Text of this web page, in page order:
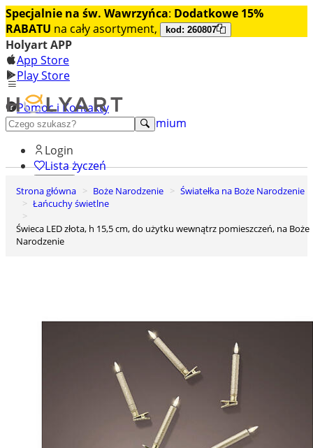
Specjalnie na św. Wawrzyńca: Dodatkowe 15%
RABATU na cały asortyment, kod: 260807
Holyart APP
App Store
Play Store
Pomoc i Kontakty
+48 222 922 860
Odkryj premium
Login
Lista życzeń
0
Koszyk
Strona główna Boże Narodzenie
Światełka na Boże Narodzenie
Łańcuchy świetlne
Świeca LED złota, h 15,5 cm, do użytku wewnątrz pomieszczeń, na Boże
Narodzenie